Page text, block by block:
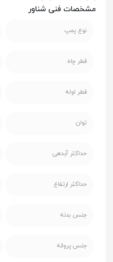
مشخصات فنی شناور
نوع پمپ
قطر چاه
قطر لوله
توان
حداکثر آبدهی
حداکثر ارتفاع
جنس بدنه
جنس پروانه